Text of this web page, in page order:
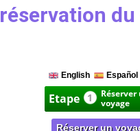
réservation